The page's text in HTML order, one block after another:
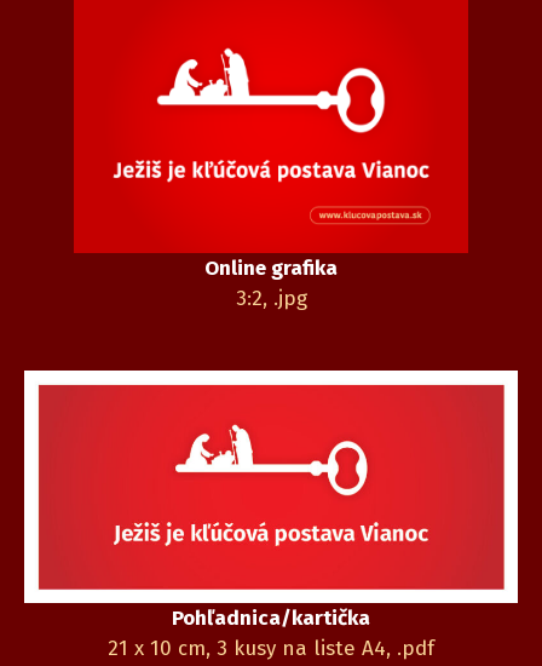
Online grafika
3:2, .jpg
Pohľadnica/kartička
21 x 10 cm, 3 kusy na liste A4, .pdf